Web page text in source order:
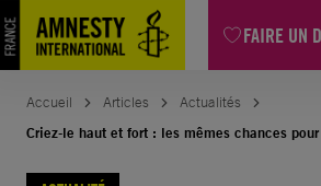
FAIRE UN
Aller
au
contenu
Accueil Articles
Actualités
Criez-le haut et fort : les mêmes chances